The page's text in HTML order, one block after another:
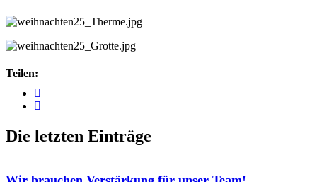
Teilen:
Die letzten Einträge